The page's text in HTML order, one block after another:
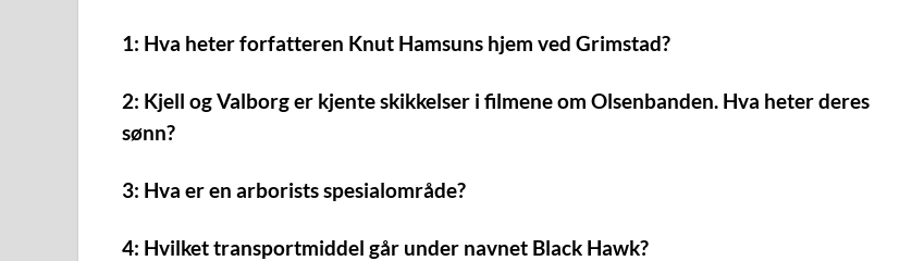
1: Hva heter forfatteren Knut Hamsuns hjem ved Grimstad?
2: Kjell og Valborg er kjente skikkelser i filmene om Olsenbanden. Hva heter deres
sønn?
3: Hva er en arborists spesialområde?
4: Hvilket transportmiddel går under navnet Black Hawk?